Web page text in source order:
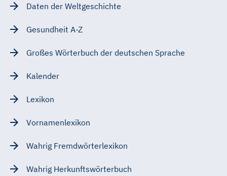
Daten der Weltgeschichte
Gesundheit A-Z
Großes Wörterbuch der deutschen Sprache
Kalender
Lexikon
Vornamenlexikon
Wahrig Fremdwörterlexikon
Wahrig Herkunftswörterbuch